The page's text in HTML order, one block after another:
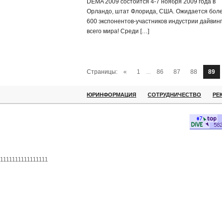
DEMA 2009 состоится 4-7 ноября 2009 года в
Орландо, штат Флорида, США. Ожидается
600 экспонентов-участников индустрии
всего мира! Среди […]
Страницы: « 1 ... 86 87 88 89
ЮРИНФОРМАЦИЯ СОТРУДНИЧЕСТВО
1111111111111111